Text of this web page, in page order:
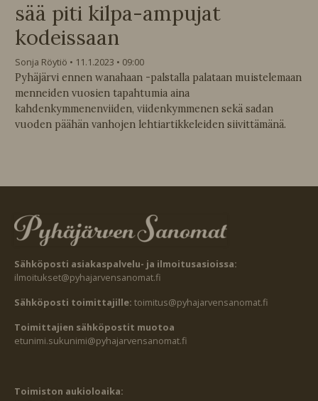
sää piti kilpa-ampujat
kodeissaan
Sonja Röytiö 11.1.2023
09:00
Pyhäjärvi ennen wanahaan -palstalla palataan muistelemaan
menneiden vuosien tapahtumia aina
kahdenkymmenenviiden, viidenkymmenen sekä sadan
vuoden päähän vanhojen lehtiartikkeleiden siivittämänä.
Sähköposti asiakaspalvelu- ja ilmoitusasioissa:
ilmoitukset@pyhajarvensanomat.fi
Sähköposti toimittajille: toimitus@pyhajarvensanomat.fi
Toimittajien sähköpostit muotoa
etunimi.sukunimi@pyhajarvensanomat.fi
Toimiston aukioloaika: